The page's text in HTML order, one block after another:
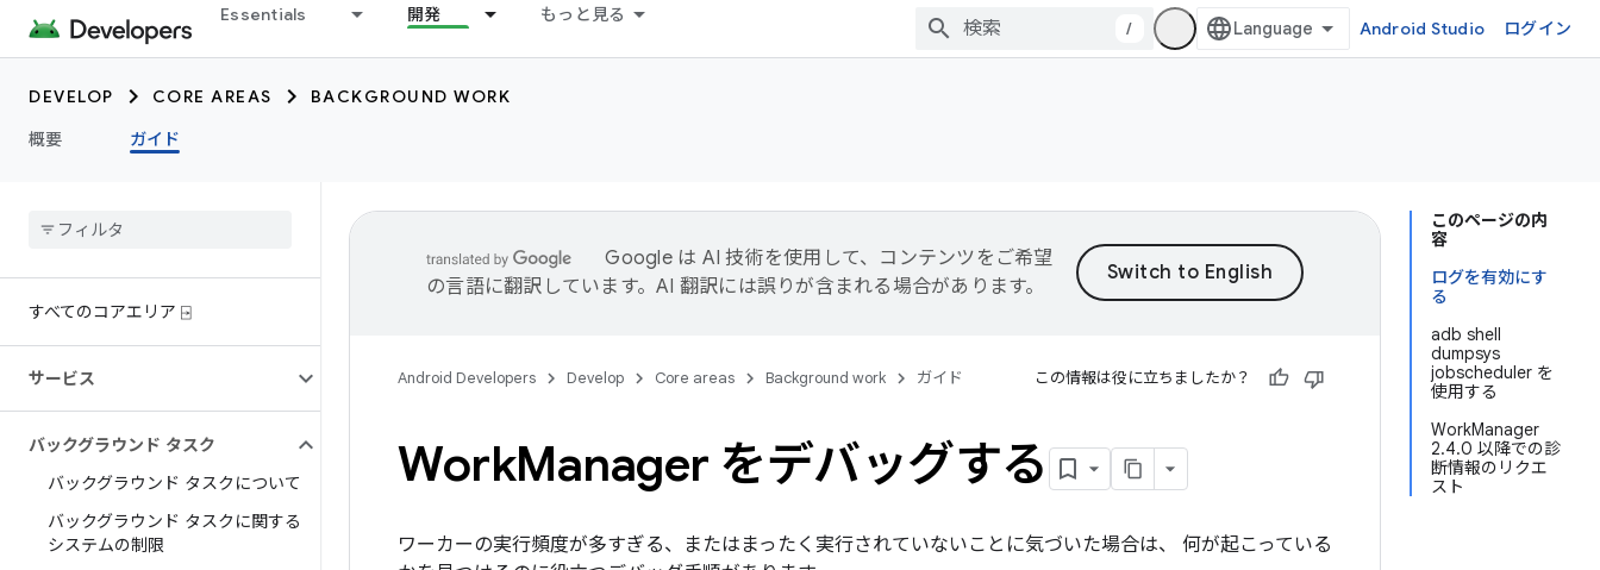
Essentials 開発 もっと見る
/ Android Studio ログイン
DEVELOP CORE AREAS
BACKGROUND WORK
概要
ガイド
すべてのコアエリア ⍈
サービス
バックグラウンド タスク
バックグラウンド タスクについて
バックグラウンド タスクに関する
システムの制限
このページの内
容
ログを有効にす
る
adb shell
dumpsys
jobscheduler を
使用する
WorkManager
2.4.0 以降での診
断情報のリクエ
スト
Google は AI 技術を使用して、コンテンツをご希望
の言語に翻訳しています。AI 翻訳には誤りが含まれる場合があります。
Android Developers Develop Core areas Background work ガイド この情報は役に立ちましたか？
WorkManager をデバッグする
ワーカーの実行頻度が多すぎる、またはまったく実行されていないことに気づいた場合は、 何が起こっている